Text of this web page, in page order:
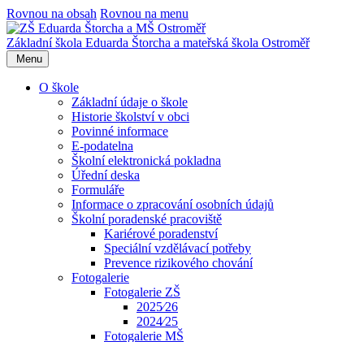
Rovnou na obsah Rovnou na menu
Základní škola Eduarda Štorcha a mateřská škola Ostroměř
Menu
O škole
Základní údaje o škole
Historie školství v obci
Povinné informace
E-podatelna
Školní elektronická pokladna
Úřední deska
Formuláře
Informace o zpracování osobních údajů
Školní poradenské pracoviště
Kariérové poradenství
Speciální vzdělávací potřeby
Prevence rizikového chování
Fotogalerie
Fotogalerie ZŠ
2025⁄26
2024⁄25
Fotogalerie MŠ